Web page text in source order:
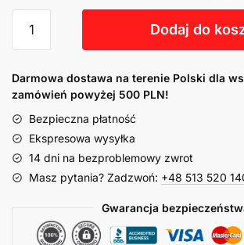
Dodaj do
Darmowa dostawa na terenie Polski dla
zamówień powyżej 500 PLN!
Bezpieczna płatność
Ekspresowa wysyłka
14 dni na bezproblemowy zwrot
Masz pytania? Zadzwoń: +48 513 520
Gwarancja